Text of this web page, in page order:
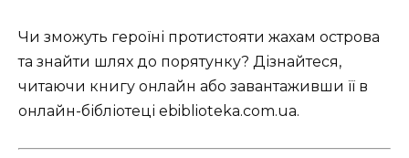
Чи зможуть героїні протистояти жахам острова
та знайти шлях до порятунку? Дізнайтеся,
читаючи книгу онлайн або завантаживши її в
онлайн-бібліотеці ebiblioteka.com.ua.